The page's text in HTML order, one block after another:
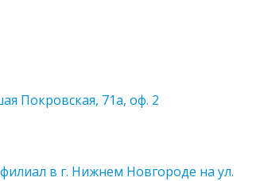
Покровская, 71а, оф. 2
в г. Нижнем Новгороде на ул.